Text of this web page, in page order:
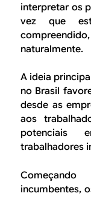
interpretar os
vez que
naturalmente.
A ideia
no Brasil
desde as
aos
potenciais
trabalhadores
incumbentes,